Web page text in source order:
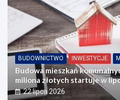
BUDOWNICTWO INWESTYCJE
Budowa mieszkań
miliona złotych startuje w
22 lipca 2026